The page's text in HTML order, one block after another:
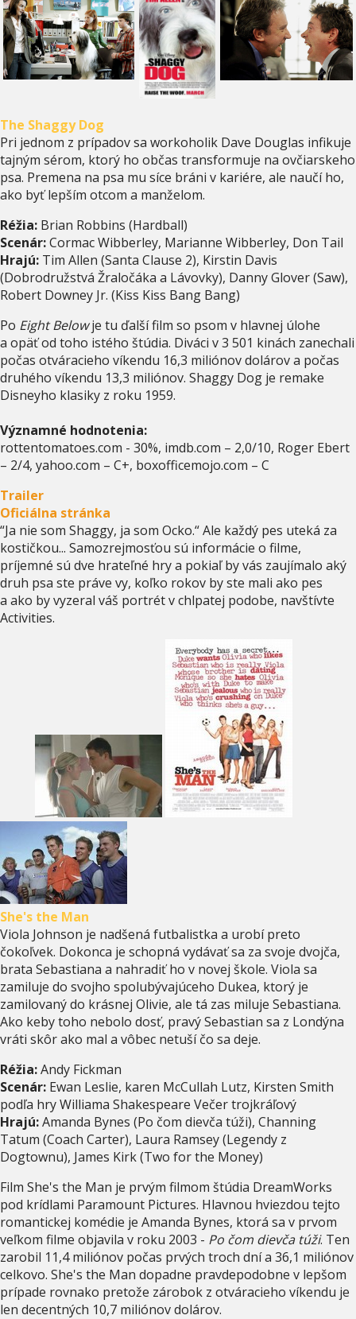
The Shaggy Dog
Pri jednom z prípadov sa workoholik Dave Douglas infikuje
tajným sérom, ktorý ho občas transformuje na ovčiarskeho
psa. Premena na psa mu síce bráni v kariére, ale naučí ho,
ako byť lepším otcom a manželom.
Réžia: Brian Robbins (Hardball)
Scenár:Cormac Wibberley, Marianne Wibberley, Don Tail
Hrajú: Tim Allen (Santa Clause 2), Kirstin Davis
(Dobrodružstvá Žraločáka a Lávovky), Danny Glover (Saw),
Robert Downey Jr. (Kiss Kiss Bang Bang)
Po Eight Belowje tu ďalší film so psom v hlavnej úlohe
a opäť od toho istého štúdia. Diváci v 3 501 kinách zanechali
počas otváracieho víkendu 16,3 miliónov dolárov a počas
druhého víkendu 13,3 miliónov. Shaggy Dog je remake
Disneyho klasiky z roku 1959.
Významné hodnotenia:
rottentomatoes.com - 30%, imdb.com – 2,0/10, Roger Ebert
– 2/4, yahoo.com – C+, boxofficemojo.com – C
Trailer
Oficiálna stránka
“Ja nie som Shaggy, ja som Ocko.“ Ale každý pes uteká za
kostičkou... Samozrejmosťou sú informácie o filme,
príjemné sú dve hrateľné hry a pokiaľ by vás zaujímalo aký
druh psa ste práve vy, koľko rokov by ste mali ako pes
a ako by vyzeral váš portrét v chlpatej podobe, navštívte
Activities.
She's the Man
Viola Johnson je nadšená futbalistka a urobí preto
čokoľvek. Dokonca je schopná vydávať sa za svoje dvojča,
brata Sebastiana a nahradiť ho v novej škole. Viola sa
zamiluje do svojho spolubývajúceho Dukea, ktorý je
zamilovaný do krásnej Olivie, ale tá zas miluje Sebastiana.
Ako keby toho nebolo dosť, pravý Sebastian sa z Londýna
vráti skôr ako mal a vôbec netuší čo sa deje.
Réžia:Andy Fickman
Scenár: Ewan Leslie, karen McCullah Lutz, Kirsten Smith
podľa hry Williama Shakespeare Večer trojkráľový
Hrajú:Amanda Bynes (Po čom dievča túži), Channing
Tatum (Coach Carter), Laura Ramsey (Legendy z
Dogtownu), James Kirk (Two for the Money)
Film She's the Man je prvým filmom štúdia DreamWorks
pod krídlami Paramount Pictures. Hlavnou hviezdou tejto
romantickej komédie je Amanda Bynes, ktorá sa v prvom
veľkom filme objavila v roku 2003 - Po čom dievča túži. Ten
zarobil 11,4 miliónov počas prvých troch dní a 36,1 miliónov
celkovo. She's the Man dopadne pravdepodobne v lepšom
prípade rovnako pretože zárobok z otváracieho víkendu je
len decentných 10,7 miliónov dolárov.